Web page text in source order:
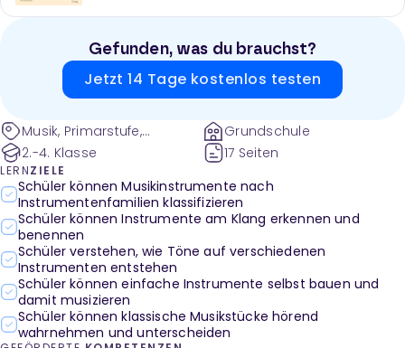
Gefunden, was du brauchst?
Jetzt 14 Tage kostenlos testen
Musik, Primarstufe,
Musikpraxis, Musiktheorie
und -geschichte, Spielen
von Musikinstrumenten,
Instrumentenkunde,
Blechblasinstrumente,
Holzblasinstrumente,
Streichinstrumente,
Tasteninstrumente,
Musikinstrumente, Die
Instrumentenfamilien,
Blasinstrumente,
2.-4. Klasse
Grundschule
17 Seiten
LERNZIELE
Schüler können Musikinstrumente nach
Instrumentenfamilien klassifizieren
Schüler können Instrumente am Klang erkennen und
benennen
Schüler verstehen, wie Töne auf verschiedenen
Instrumenten entstehen
Schüler können einfache Instrumente selbst bauen und
damit musizieren
Schüler können klassische Musikstücke hörend
wahrnehmen und unterscheiden